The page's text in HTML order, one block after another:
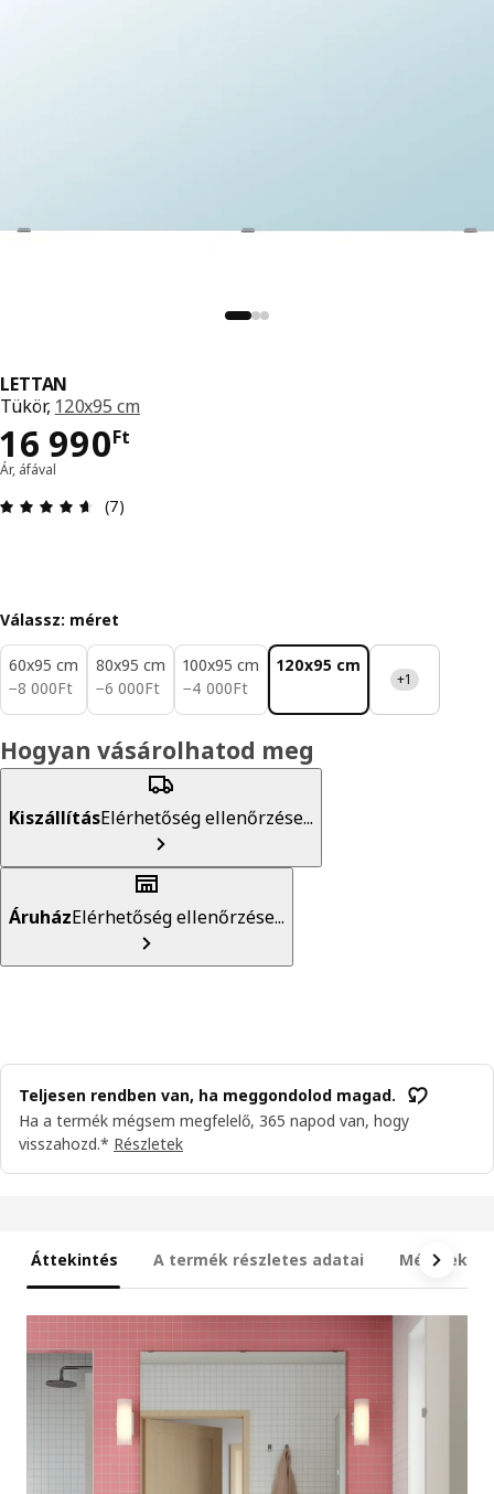
LETTAN
Tükör, 120x95 cm
16 990Ft
Ár 16990Ft
Ár, áfával
Értékelés: 4.6 / 5 csillagok. Összes vélemény: 7
(7)
Válassz: méret
60x95 cm
−8 000Ft
8000Ft
80x95 cm
−6 000Ft
6000Ft
100x95 cm
−4 000Ft
4000Ft
120x95 cm
+1
Hogyan vásárolhatod meg
KiszállításElérhetőség ellenőrzése...
ÁruházElérhetőség ellenőrzése...
Teljesen rendben van, ha meggondolod magad.
Ha a termék mégsem megfelelő, 365 napod van, hogy
visszahozd.* Részletek
Áttekintés A termék részletes adatai Méretek